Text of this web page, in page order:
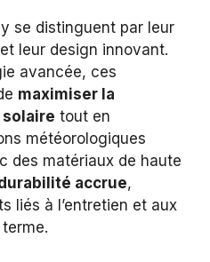
se distinguent par leur
leur design innovant.
avancée, ces
maximiser la
solaire tout en
météorologiques
des matériaux de haute
accrue,
liés à l’entretien et aux